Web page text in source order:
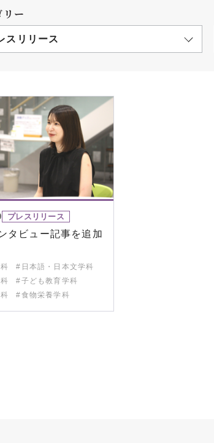
ュー
載
・校章
相続財産によるご寄付
遺贈寄付について
ふるさと納税を活用し
た支援制度
リー
スリリース
プレスリリース
タビュー記事を追加
#日本語・日本文学科
#子ども教育学科
#食物栄養学科